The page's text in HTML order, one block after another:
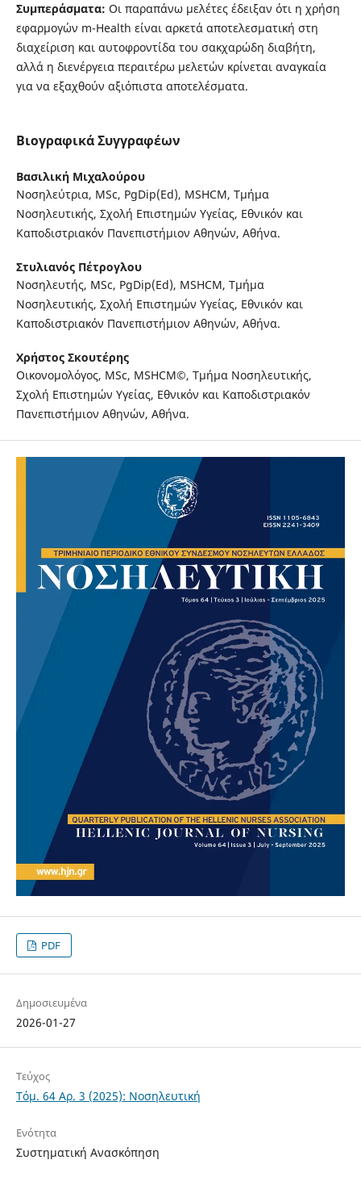
Συμπεράσματα: Οι παραπάνω μελέτες έδειξαν ότι η χρήση
εφαρμογών m-Health είναι αρκετά αποτελεσματική στη
διαχείριση και αυτοφροντίδα του σακχαρώδη διαβήτη,
αλλά η διενέργεια περαιτέρω μελετών κρίνεται αναγκαία
για να εξαχθούν αξιόπιστα αποτελέσματα.
Βιογραφικά Συγγραφέων
Βασιλική Μιχαλούρου
Νοσηλεύτρια, MSc, PgDip(Ed), MSHCM, Τμήμα
Νοσηλευτικής, Σχολή Επιστημών Υγείας, Εθνικόν και
Καποδιστριακόν Πανεπιστήμιον Αθηνών, Αθήνα.
Στυλιανός Πέτρογλου
Νοσηλευτής, MSc, PgDip(Ed), MSHCM, Τμήμα
Νοσηλευτικής, Σχολή Επιστημών Υγείας, Εθνικόν και
Καποδιστριακόν Πανεπιστήμιον Αθηνών, Αθήνα.
Χρήστος Σκουτέρης
Οικονομολόγος, MSc, MSHCM©, Τμήμα Νοσηλευτικής,
Σχολή Επιστημών Υγείας, Εθνικόν και Καποδιστριακόν
Πανεπιστήμιον Αθηνών, Αθήνα.
PDF
Δημοσιευμένα
2026-01-27
Τεύχος
Τόμ. 64 Αρ. 3 (2025): Νοσηλευτική
Ενότητα
Συστηματική Ανασκόπηση